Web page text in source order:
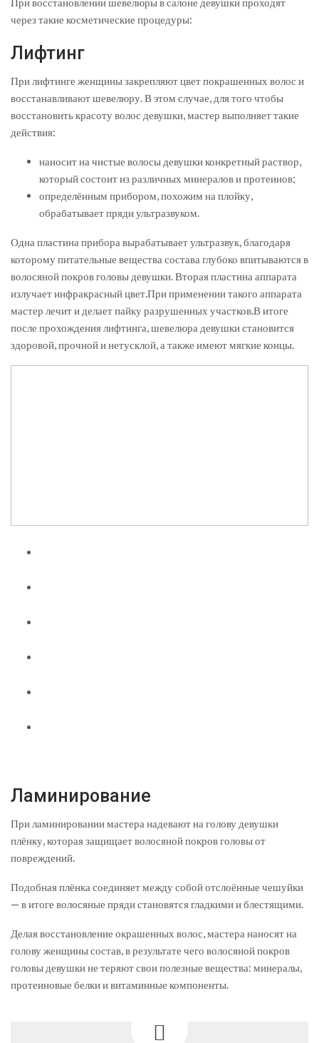
через такие косметические процедуры:
Лифтинг
При лифтинге женщины закрепляют цвет покрашенных волос и
восстанавливают шевелюру. В этом случае, для того чтобы
восстановить красоту волос девушки, мастер выполняет такие
действия:
наносит на чистые волосы девушки конкретный раствор,
который состоит из различных минералов и протеинов;
определённым прибором, похожим на плойку,
обрабатывает пряди ультразвуком.
Одна пластина прибора вырабатывает ультразвук, благодаря
которому питательные вещества состава глубоко впитываются в
волосяной покров головы девушки. Вторая пластина аппарата
излучает инфракрасный цвет.При применении такого аппарата
мастер лечит и делает пайку разрушенных участков.В итоге
после прохождения лифтинга, шевелюра девушки становится
здоровой, прочной и нетусклой, а также имеют мягкие концы.
Ламинирование
При ламинировании мастера надевают на голову девушки
плёнку, которая защищает волосяной покров головы от
повреждений.
Подобная плёнка соединяет между собой отслоённые чешуйки
— в итоге волосяные пряди становятся гладкими и блестящими.
Делая восстановление окрашенных волос, мастера наносят на
голову женщины состав, в результате чего волосяной покров
головы девушки не теряют свои полезные вещества: минералы,
протеиновые белки и витаминные компоненты.